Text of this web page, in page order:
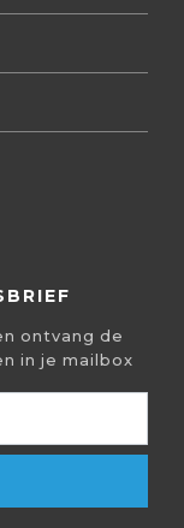
ontvang de
in je mailbox